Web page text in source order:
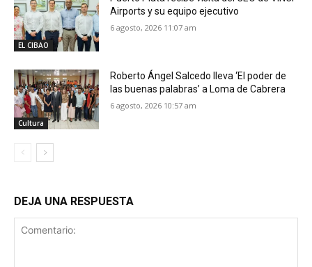
EL CIBAO
Airports y su equipo ejecutivo
6 agosto, 2026 11:07 am
Cultura
Roberto Ángel Salcedo lleva ‘El poder de
las buenas palabras’ a Loma de Cabrera
6 agosto, 2026 10:57 am
DEJA UNA RESPUESTA